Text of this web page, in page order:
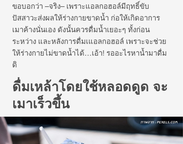
ขอบอกว่า –จริง– เพราะแอลกอฮอล์มีฤทธิ์ขับ
ปัสสาวะส่งผลให้ร่างกายขาดน้ำ ก่อให้เกิดอาการ
เมาค้างนั่นเอง ดังนั้นควรดื่มน้ำเยอะๆ ทั้งก่อน
ระหว่าง และหลังการดื่มเแอลกอฮอล์ เพราะจะช่วย
ให้ร่างกายไม่ขาดน้ำได้…เอ้า! รออะไรหาน้ำมาดื่ม
ดิ
ดื่มเหล้าโดยใช้หลอดดูด จะ
เมาเร็วขึ้น